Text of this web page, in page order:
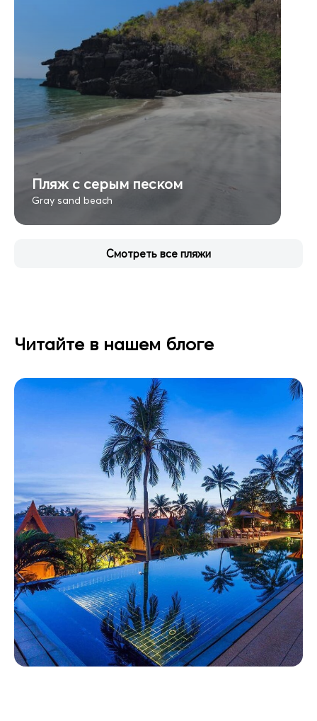
Пляж с серым песком
Gray sand beach
Смотреть все пляжи
Читайте в нашем блоге